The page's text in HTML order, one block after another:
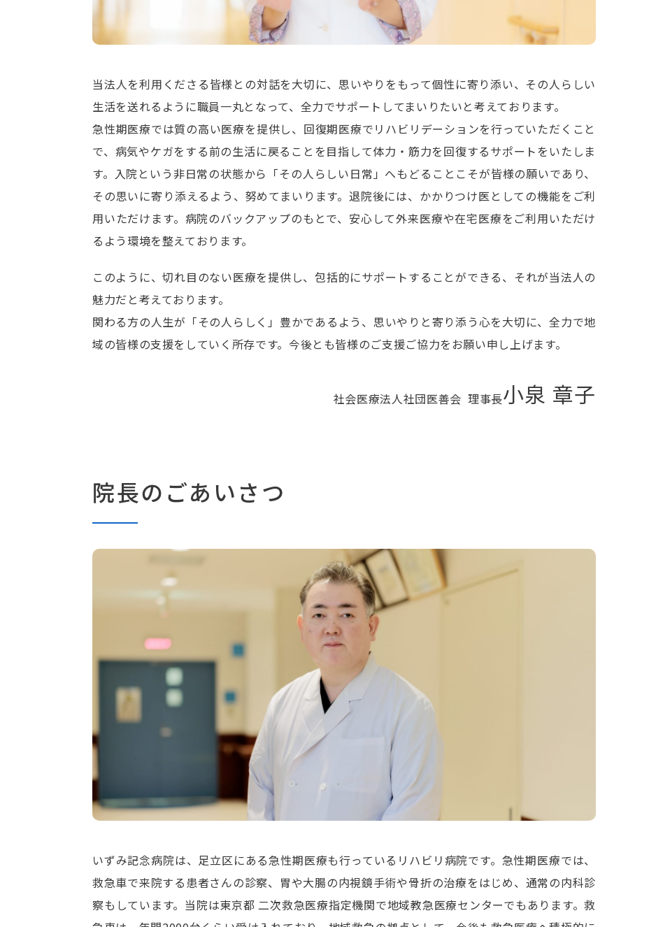
当法人を利用くださる皆様との対話を大切に、思いやりをもって個性に寄り添い、その人らしい
生活を送れるように職員一丸となって、全力でサポートしてまいりたいと考えております。
急性期医療では質の高い医療を提供し、回復期医療でリハビリデーションを行っていただくこと
で、病気やケガをする前の生活に戻ることを目指して体力・筋力を回復するサポートをいたしま
す。入院という非日常の状態から「その人らしい日常」へもどることこそが皆様の願いであり、
その思いに寄り添えるよう、努めてまいります。退院後には、かかりつけ医としての機能をご利
用いただけます。病院のバックアップのもとで、安心して外来医療や在宅医療をご利用いただけ
るよう環境を整えております。
このように、切れ目のない医療を提供し、包括的にサポートすることができる、それが当法人の
魅力だと考えております。
関わる方の人生が「その人らしく」豊かであるよう、思いやりと寄り添う心を大切に、全力で地
域の皆様の支援をしていく所存です。今後とも皆様のご支援ご協力をお願い申し上げます。
社会医療法人社団医善会 理事長小泉 章子
院長のごあいさつ
いずみ記念病院は、足立区にある急性期医療も行っているリハビリ病院です。急性期医療では、
救急車で来院する患者さんの診察、胃や大腸の内視鏡手術や骨折の治療をはじめ、通常の内科診
察もしています。当院は東京都 二次救急医療指定機関で地域教急医療センターでもあります。救